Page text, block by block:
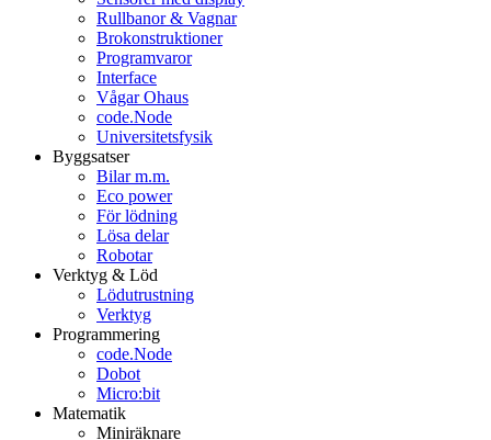
Rullbanor & Vagnar
Brokonstruktioner
Programvaror
Interface
Vågar Ohaus
code.Node
Universitetsfysik
Byggsatser
Bilar m.m.
Eco power
För lödning
Lösa delar
Robotar
Verktyg & Löd
Lödutrustning
Verktyg
Programmering
code.Node
Dobot
Micro:bit
Matematik
Miniräknare